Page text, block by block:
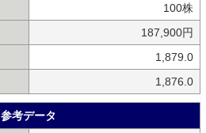
100株
187,900円
1,879.0
1,876.0
参考データ